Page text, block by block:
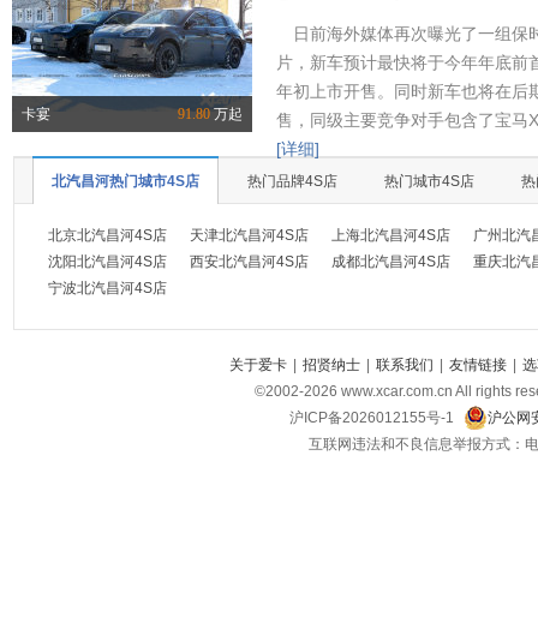
卡宴 91.80万起
日前海外媒体再次曝光了一组保
片，新车预计最快将于今年年底
年初上市开售。同时新车也将在后
售，同级主要竞争对手包含了宝马
[详细]
北汽昌河热门城市4S店 热门品牌4S店 热门城市4S店
北京北汽昌河4S店 天津北汽昌河4S店 上海北汽昌河4S店
广州北汽
沈阳北汽昌河4S店
西安北汽昌河4S店 成都北汽昌河4S店
重庆北汽
宁波北汽昌河4S店
关于爱卡 | 招贤纳士 | 联系我们 | 友情链接 |
©2002-2026 www.xcar.com.cn All rights
沪ICP备2026012155号-1
沪公网
互联网违法和不良信息举报方式：